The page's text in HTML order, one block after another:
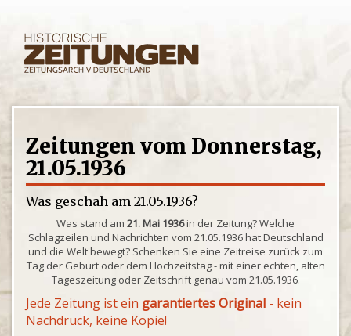
Zeitungen vom Donnerstag,
21.05.1936
Was geschah am 21.05.1936?
Was stand am 21. Mai 1936in der Zeitung? Welche
Schlagzeilen und Nachrichten vom 21.05.1936 hat Deutschland
und die Welt bewegt? Schenken Sie eine Zeitreise zurück zum
Tag der Geburt oder dem Hochzeitstag - mit einer echten, alten
Tageszeitung oder Zeitschrift genau vom 21.05.1936.
Jede Zeitung ist ein garantiertes Original - kein
Nachdruck, keine Kopie!